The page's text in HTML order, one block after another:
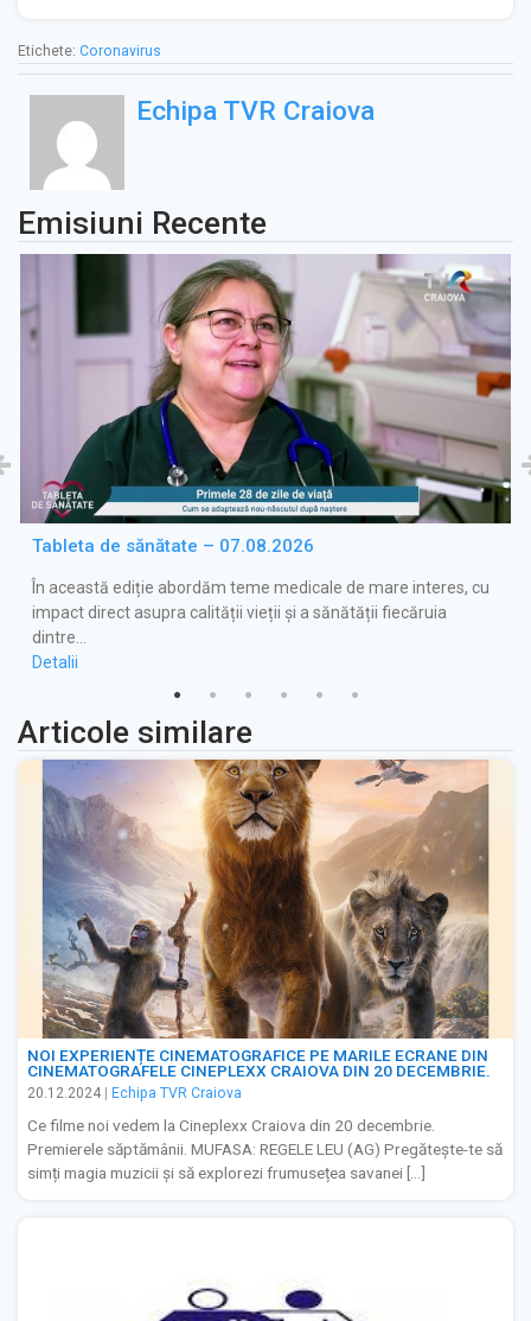
Etichete: Coronavirus
Echipa TVR Craiova
Emisiuni Recente
Tableta de sănătate – 07.08.2026
În această ediție abordăm teme medicale de mare interes, cu
impact direct asupra calității vieții și a sănătății fiecăruia
dintre…
Detalii
Articole similare
NOI EXPERIENȚE CINEMATOGRAFICE PE MARILE ECRANE DIN
CINEMATOGRAFELE CINEPLEXX CRAIOVA DIN 20 DECEMBRIE.
20.12.2024 | Echipa TVR Craiova
Ce filme noi vedem la Cineplexx Craiova din 20 decembrie.
Premierele săptămânii. MUFASA: REGELE LEU (AG) Pregătește-te să
simți magia muzicii și să explorezi frumusețea savanei […]